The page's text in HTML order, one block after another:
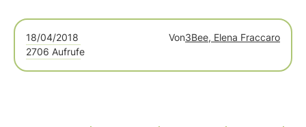
18/04/2018 Von3Bee, Elena Fraccaro
2706 Aufrufe